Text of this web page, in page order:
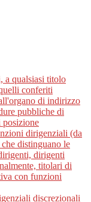
a qualsiasi titolo
conferiti
di indirizzo
pubbliche di
posizione
dirigenziali (da
distinguano le
dirigenti
titolari di
con funzioni
discrezionali